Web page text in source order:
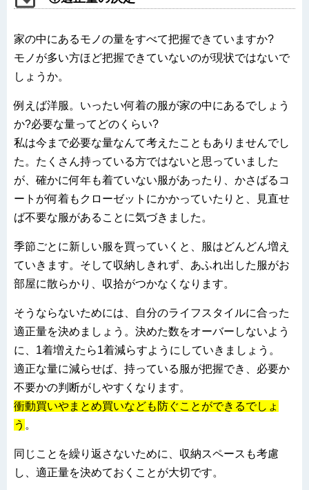
家の中にあるモノの量をすべて把握できていますか?
モノが多い方ほど把握できていないのが現状ではないで
しょうか。
例えば洋服。いったい何着の服が家の中にあるでしょう
か?必要な量ってどのくらい?
私は今まで必要な量なんて考えたこともありませんでし
た。たくさん持っている方ではないと思っていました
が、確かに何年も着ていない服があったり、かさばるコ
ートが何着もクローゼットにかかっていたりと、見直せ
ば不要な服があることに気づきました。
季節ごとに新しい服を買っていくと、服はどんどん増え
ていきます。そして収納しきれず、あふれ出した服がお
部屋に散らかり、収拾がつかなくなります。
そうならないためには、自分のライフスタイルに合った
適正量を決めましょう。決めた数をオーバーしないよう
に、1着増えたら1着減らすようにしていきましょう。
適正な量に減らせば、持っている服が把握でき、必要か
不要かの判断がしやすくなります。
衝動買いやまとめ買いなども防ぐことができるでしょ
う 。
同じことを繰り返さないために、収納スペースも考慮
し、適正量を決めておくことが大切です。